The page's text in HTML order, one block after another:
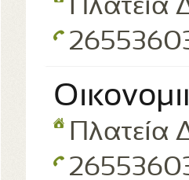
Πλατεία
Πλατεία